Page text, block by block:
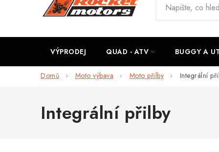
VÝPRODEJ QUAD - ATV BUGGY A
Domů Moto výbava Moto přilby Integrální
Integrální přilby